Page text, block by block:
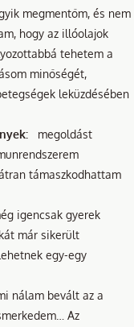
megmentőm, és nem
hogy az illóolajok
tehetem a
minőségét,
leküzdésében
megoldást
támaszkodhattam
igencsak gyerek
már sikerült
egy-egy
nálam bevált az a
Az